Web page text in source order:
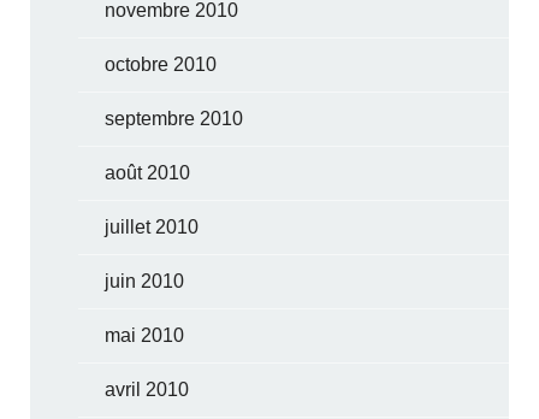
novembre 2010
octobre 2010
septembre 2010
août 2010
juillet 2010
juin 2010
mai 2010
avril 2010